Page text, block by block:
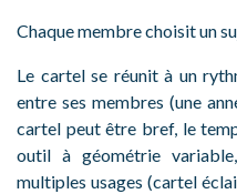
Chaque membre choisit un
Le cartel se réunit à un
entre ses membres (une
cartel peut être bref, le
outil à géométrie
multiples usages (cartel